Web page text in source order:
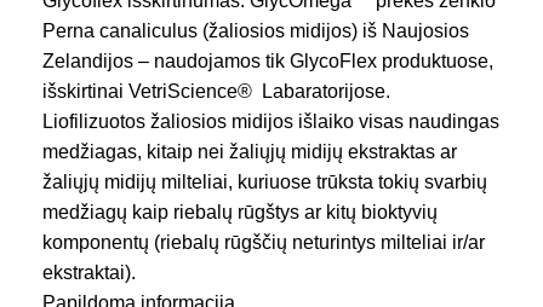
Perna canaliculus (žaliosios midijos) iš Naujosios
Zelandijos – naudojamos tik GlycoFlex produktuose,
išskirtinai VetriScience® Labaratorijose.
Liofilizuotos žaliosios midijos išlaiko visas naudingas
medžiagas, kitaip nei žaliųjų midijų ekstraktas ar
žaliųjų midijų milteliai, kuriuose trūksta tokių svarbių
medžiagų kaip riebalų rūgštys ar kitų bioktyvių
komponentų (riebalų rūgščių neturintys milteliai ir/ar
ekstraktai).
Pilnas organizmas yra naudojamas tik GlycoFlex®
Papildoma informacija